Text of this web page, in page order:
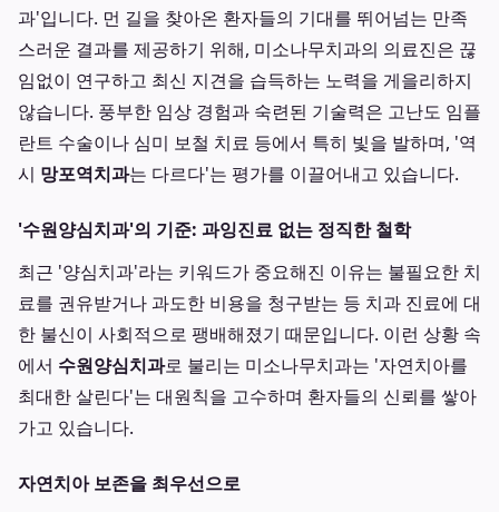
과'입니다. 먼 길을 찾아온 환자들의 기대를 뛰어넘는 만족
스러운 결과를 제공하기 위해, 미소나무치과의 의료진은 끊
임없이 연구하고 최신 지견을 습득하는 노력을 게을리하지
않습니다. 풍부한 임상 경험과 숙련된 기술력은 고난도 임플
란트 수술이나 심미 보철 치료 등에서 특히 빛을 발하며, '역
시 망포역치과는 다르다'는 평가를 이끌어내고 있습니다.
'수원양심치과'의 기준: 과잉진료 없는 정직한 철학
최근 '양심치과'라는 키워드가 중요해진 이유는 불필요한 치
료를 권유받거나 과도한 비용을 청구받는 등 치과 진료에 대
한 불신이 사회적으로 팽배해졌기 때문입니다. 이런 상황 속
에서 수원양심치과로 불리는 미소나무치과는 '자연치아를
최대한 살린다'는 대원칙을 고수하며 환자들의 신뢰를 쌓아
가고 있습니다.
자연치아 보존을 최우선으로